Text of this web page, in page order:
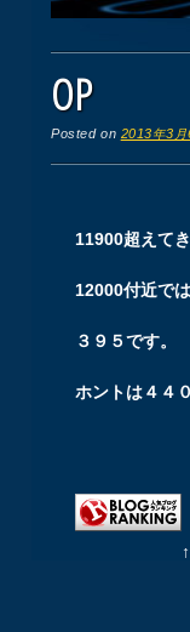
OP
Posted on 2013年3月
11900超えて
12000付近で
３９５です。
ホントは４４